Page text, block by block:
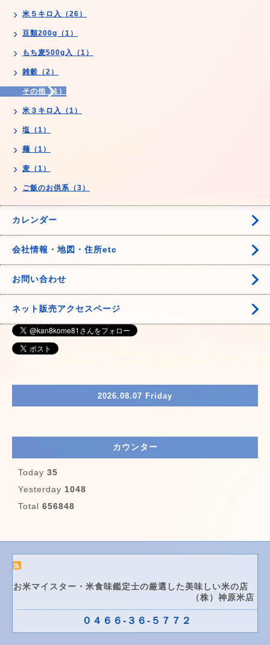
米５キロ入（26）
豆類200g（1）
もち麦500g入（1）
雑穀（2）
その他（1）
米３キロ入（1）
塩（1）
麺（1）
麦（1）
ご飯のお供系（3）
カレンダー
会社情報・地図・住所etc
お問い合わせ
ネット販売アクセスページ
2026.08.07 Friday
カウンター
Today 35
Yesterday 1048
Total 656848
お米マイスター・米食味鑑定士の厳選した美味しい米の店
（株）神原米店
０４６６-３６-５７７２